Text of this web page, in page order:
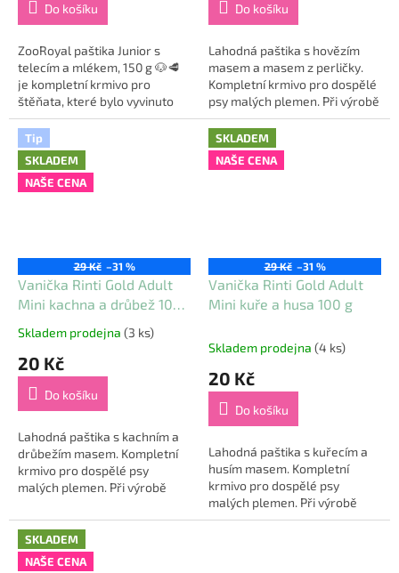
5,0
5
hvězdiček.
Do košíku
ZooRoyal paštika Junior s
telecím a mlékem, 150 g 🐶🥩
je kompletní krmivo pro
štěňata, které bylo vyvinuto
speciálně pro potřeby
rostoucích psů všech velikostí.
Tato jemná masová...
5,0
5
hvězdiček.
Do košíku
Lahodná paštika s hovězím
masem a masem z perličky.
Kompletní krmivo pro dospělé
psy malých plemen. Při výrobě
krmiv Rinti je maso
připravováno při nízké teplotě
a šetrně...
Tip
SKLADEM
NAŠE CENA
29 Kč –31 %
Vanička Rinti Gold Adult
Mini kachna a drůbež 100
Průměrné
produktu
5,0
5
hvězdiček.
Skladem prodejna (3 ks)
20 Kč
Do košíku
Lahodná paštika s kachním a
drůbežím masem. Kompletní
krmivo pro dospělé psy
malých plemen. Při výrobě
připravováno při nízké teplotě
a šetrně...
SKLADEM
NAŠE CENA
29 Kč –31 %
Vanička Rinti Gold Adult
Mini kuře a husa 100 g
Skladem prodejna (4 ks)
20 Kč
Do košíku
Lahodná paštika s kuřecím a
husím masem. Kompletní
krmivo pro dospělé psy
malých plemen. Při výrobě
krmiv Rinti je maso
SKLADEM
NAŠE CENA